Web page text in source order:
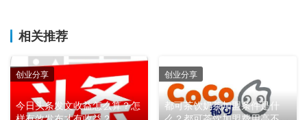
相关推荐
今日头条发文收益怎么算？怎
创业分享
都可茶饮奶茶加盟条件是什
创业分享